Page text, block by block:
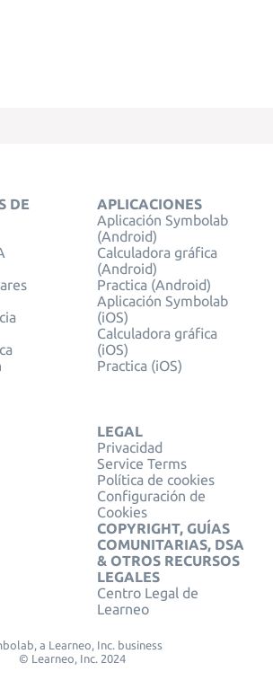
DE
APLICACIONES
Aplicación Symbolab
(Android)
Calculadora gráfica
(Android)
Practica (Android)
Aplicación Symbolab
(iOS)
Calculadora gráfica
(iOS)
Practica (iOS)
LEGAL
Privacidad
Service Terms
Política de cookies
Configuración de
Cookies
COPYRIGHT, GUÍAS
COMUNITARIAS, DSA
& OTROS RECURSOS
LEGALES
Centro Legal de
Learneo
a Learneo, Inc. business
© Learneo, Inc. 2024